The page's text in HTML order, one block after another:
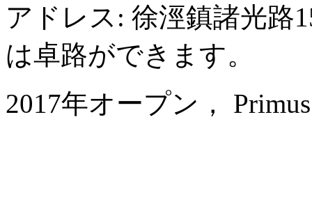
アドレス: 徐涇鎮諸光路
は卓路ができます。
2017年オープン，